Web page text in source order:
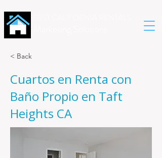
< Back
Cuartos en Renta con
Baño Propio en Taft
Heights CA